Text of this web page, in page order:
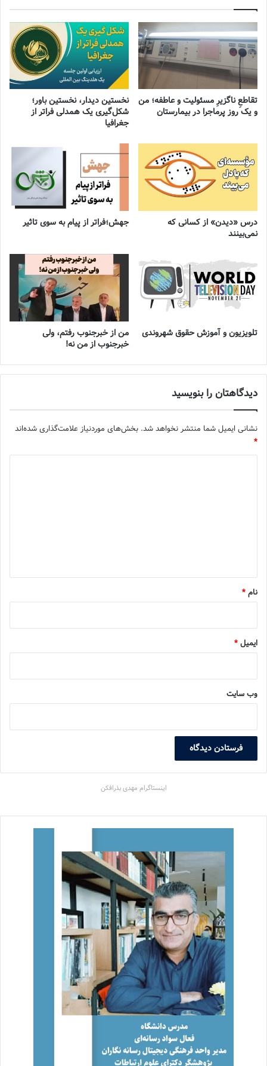
تقاطعِ ناگزیرِ مسئولیت و عاطفه؛ من
و یک روز پرماجرا در بیمارستان
نخستین دیدار، نخستین باور؛
شکل‌گیری یک همدلی فراتر از
جغرافیا
درس «دیدن» از کسانی که
نمی‌بینند
جهش؛فراتر از پیام به سوی تاثیر
تلویزیون و آموزش حقوق شهروندی
من از خبرجنوب رفتم، ولی
خبرجنوب از من نه!
دیدگاهتان را بنویسید
نشانی ایمیل شما منتشر نخواهد شد. بخش‌های موردنیاز علامت‌گذاری شده‌اند
*
نام*
ایمیل*
وب‌ سایت
اینستاگرام مهدی بذرافکن